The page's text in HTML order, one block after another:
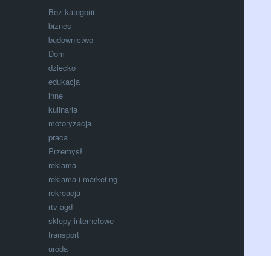
Bez kategorii
biznes
budownictwo
Dom
dziecko
edukacja
inne
kulinaria
motoryzacja
praca
Przemysł
reklama
reklama i marketing
rekreacja
rtv agd
sklepy internetowe
transport
uroda